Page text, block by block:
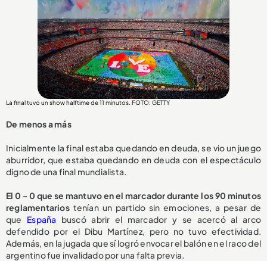
La final tuvo un show halftime de 11 minutos. FOTO: GETTY
De menos a más
Inicialmente la final estaba quedando en deuda, se vio un juego
aburridor, que estaba quedando en deuda con el espectáculo
digno de una final mundialista.
El 0 - 0 que se mantuvo en el marcador durante los 90 minutos
reglamentariostenían un partido sin emociones, a pesar de
que España buscó abrir el marcador y se acercó al arco
defendido por el Dibu Martínez, pero no tuvo efectividad.
Además, en la jugada que sí logró envocar el balón en el raco del
argentino fue invalidado por una falta previa.